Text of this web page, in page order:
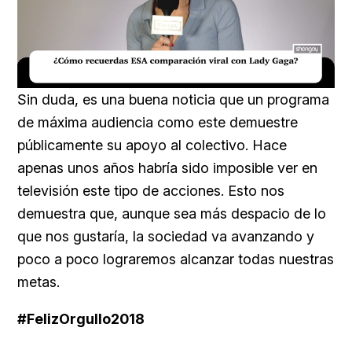
20.76%
Sin duda, es una buena noticia que un programa
de máxima audiencia como este demuestre
públicamente su apoyo al colectivo. Hace
apenas unos años habría sido imposible ver en
televisión este tipo de acciones. Esto nos
demuestra que, aunque sea más despacio de lo
que nos gustaría, la sociedad va avanzando y
poco a poco lograremos alcanzar todas nuestras
metas.
#FelizOrgullo2018